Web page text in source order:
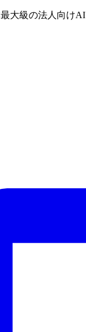
大級の法人向け